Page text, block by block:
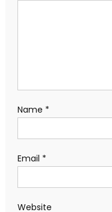
Name *
Email *
Website